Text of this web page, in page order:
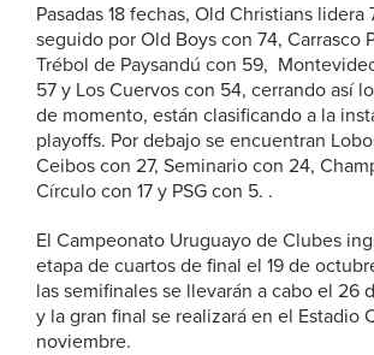
Pasadas 18 fechas, Old Christians lidera
seguido por Old Boys con 74, Carrasco
Trébol de Paysandú con 59,
57 y Los Cuervos con 54, cerrando así
de momento, están clasificando a la
playoffs. Por debajo se encuentran
Ceibos con 27, Seminario con 24,
Círculo con 17 y PSG con 5. .
El Campeonato Uruguayo de Clubes
etapa de cuartos de final el 19 de
las semifinales se llevarán a cabo el 26
y la gran final se realizará en el Estadio
noviembre.